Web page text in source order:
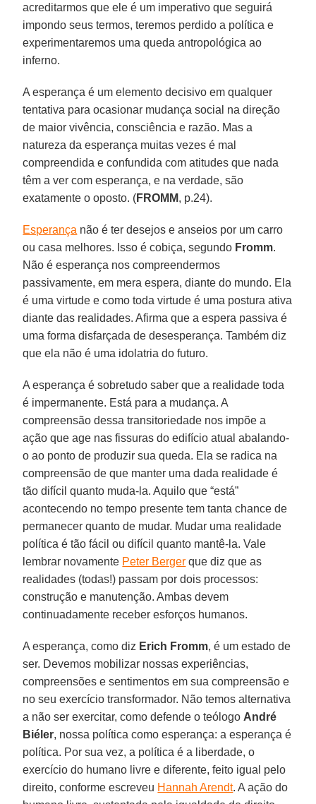
acreditarmos que ele é um imperativo que seguirá
impondo seus termos, teremos perdido a política e
experimentaremos uma queda antropológica ao
inferno.
A esperança é um elemento decisivo em qualquer
tentativa para ocasionar mudança social na direção
de maior vivência, consciência e razão. Mas a
natureza da esperança muitas vezes é mal
compreendida e confundida com atitudes que nada
têm a ver com esperança, e na verdade, são
exatamente o oposto. (FROMM, p.24).
Esperança não é ter desejos e anseios por um carro
ou casa melhores. Isso é cobiça, segundo Fromm.
Não é esperança nos compreendermos
passivamente, em mera espera, diante do mundo. Ela
é uma virtude e como toda virtude é uma postura ativa
diante das realidades. Afirma que a espera passiva é
uma forma disfarçada de desesperança. Também diz
que ela não é uma idolatria do futuro.
A esperança é sobretudo saber que a realidade toda
é impermanente. Está para a mudança. A
compreensão dessa transitoriedade nos impõe a
ação que age nas fissuras do edifício atual abalando-
o ao ponto de produzir sua queda. Ela se radica na
compreensão de que manter uma dada realidade é
tão difícil quanto muda-la. Aquilo que “está”
acontecendo no tempo presente tem tanta chance de
permanecer quanto de mudar. Mudar uma realidade
política é tão fácil ou difícil quanto mantê-la. Vale
lembrar novamente Peter Berger que diz que as
realidades (todas!) passam por dois processos:
construção e manutenção. Ambas devem
continuadamente receber esforços humanos.
A esperança, como diz Erich Fromm, é um estado de
ser. Devemos mobilizar nossas experiências,
compreensões e sentimentos em sua compreensão e
no seu exercício transformador. Não temos alternativa
a não ser exercitar, como defende o teólogo André
Biéler, nossa política como esperança: a esperança é
política. Por sua vez, a política é a liberdade, o
exercício do humano livre e diferente, feito igual pelo
direito, conforme escreveu Hannah Arendt. A ação do